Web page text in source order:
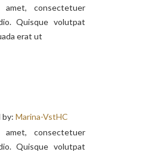
consectetuer
Quisque volutpat
erat ut
by: Marina-VstHC
consectetuer
Quisque volutpat